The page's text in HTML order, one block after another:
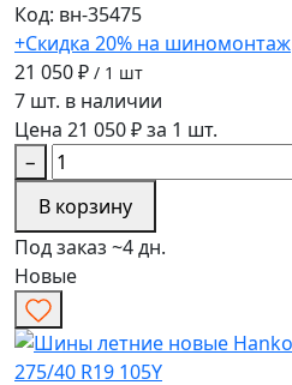
Код: вн-35475
+Скидка 20% на шиномонтаж
21 050 ₽ / 1 шт
7 шт. в наличии
Цена 21 050 ₽ за 1 шт.
−
В корзину
Под заказ ~4 дн.
Новые